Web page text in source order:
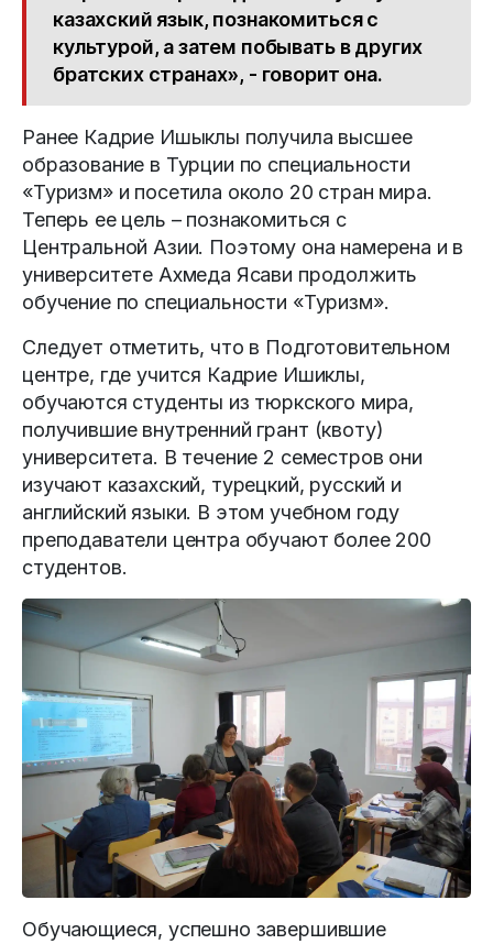
казахский язык, познакомиться с
культурой, а затем побывать в других
братских странах», - говорит она.
Ранее Кадрие Ишыклы получила высшее
образование в Турции по специальности
«Туризм» и посетила около 20 стран мира.
Теперь ее цель – познакомиться с
Центральной Азии. Поэтому она намерена и в
университете Ахмеда Ясави продолжить
обучение по специальности «Туризм».
Следует отметить, что в Подготовительном
центре, где учится Кадрие Ишиклы,
обучаются студенты из тюркского мира,
получившие внутренний грант (квоту)
университета. В течение 2 семестров они
изучают казахский, турецкий, русский и
английский языки. В этом учебном году
преподаватели центра обучают более 200
студентов.
Обучающиеся, успешно завершившие